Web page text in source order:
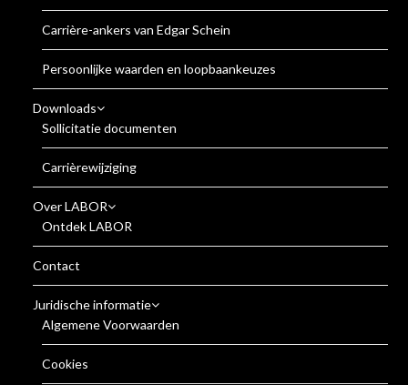
Carrière-ankers van Edgar Schein
Persoonlijke waarden en loopbaankeuzes
Downloads
Sollicitatie documenten
Carrièrewijziging
Over LABOR
Ontdek LABOR
Contact
Juridische informatie
Algemene Voorwaarden
Cookies